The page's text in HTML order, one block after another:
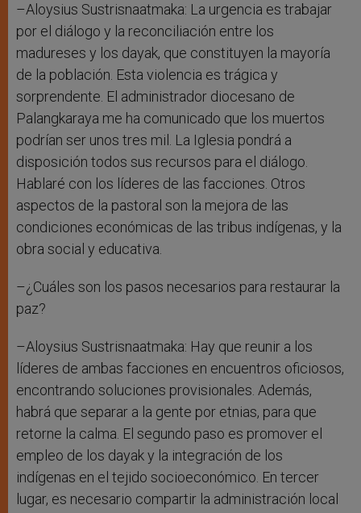
–Aloysius Sustrisnaatmaka: La urgencia es trabajar
por el diálogo y la reconciliación entre los
madureses y los dayak, que constituyen la mayoría
de la población. Esta violencia es trágica y
sorprendente. El administrador diocesano de
Palangkaraya me ha comunicado que los muertos
podrían ser unos tres mil. La Iglesia pondrá a
disposición todos sus recursos para el diálogo.
Hablaré con los líderes de las facciones. Otros
aspectos de la pastoral son la mejora de las
condiciones económicas de las tribus indígenas, y la
obra social y educativa.
–¿Cuáles son los pasos necesarios para restaurar la
paz?
–Aloysius Sustrisnaatmaka: Hay que reunir a los
líderes de ambas facciones en encuentros oficiosos,
encontrando soluciones provisionales. Además,
habrá que separar a la gente por etnias, para que
retorne la calma. El segundo paso es promover el
empleo de los dayak y la integración de los
indígenas en el tejido socioeconómico. En tercer
lugar, es necesario compartir la administración local